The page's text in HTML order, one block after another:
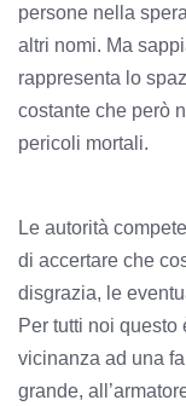
persone nella
altri nomi. Ma
rappresenta lo
costante che però
pericoli mortali.
Le autorità
di accertare che
disgrazia, le
Per tutti noi
vicinanza ad una
grande,